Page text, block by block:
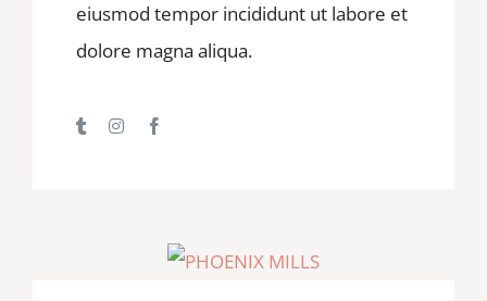
eiusmod tempor incididunt ut labore et
dolore magna aliqua.